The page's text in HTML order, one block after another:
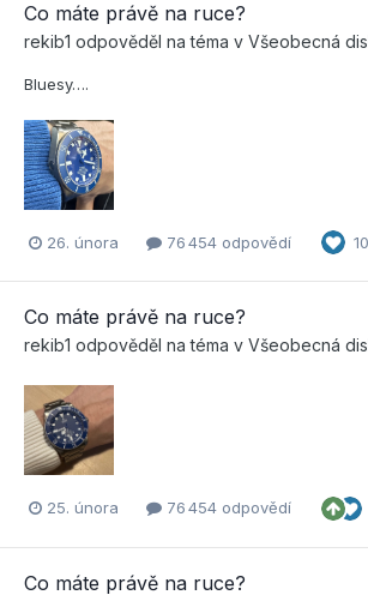
Co máte právě na ruce?
rekib1 odpověděl na téma v Všeobecná
Bluesy….
26. února 76 454 odpovědí 10
Co máte právě na ruce?
rekib1 odpověděl na téma v Všeobecná
25. února 76 454 odpovědí
Co máte právě na ruce?